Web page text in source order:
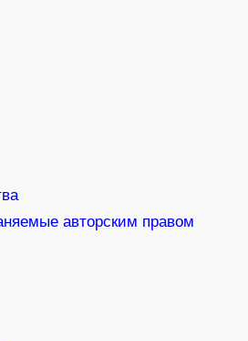
авторским правом